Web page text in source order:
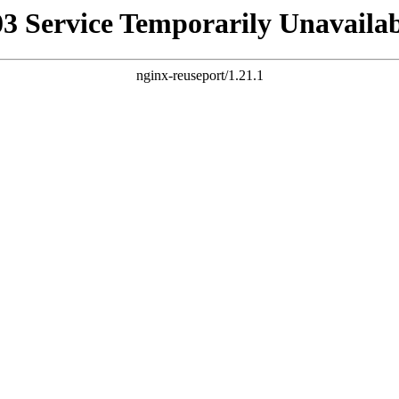
Service Temporarily
nginx-reuseport/1.21.1